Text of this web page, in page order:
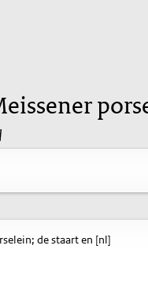
de staart en [nl]